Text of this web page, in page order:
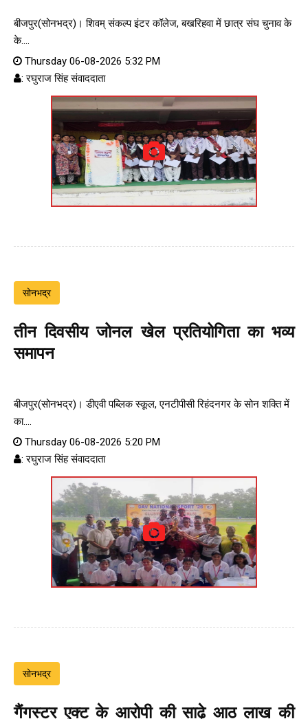
बीजपुर(सोनभद्र)। शिवम् संकल्प इंटर कॉलेज, बखरिहवा में छात्र संघ चुनाव के
के....
Thursday 06-08-2026 5:32 PM
: रघुराज सिंह संवाददाता
सोनभद्र
तीन दिवसीय जोनल खेल प्रतियोगिता का भव्य
समापन
बीजपुर(सोनभद्र)। डीएवी पब्लिक स्कूल, एनटीपीसी रिहंदनगर के सोन शक्ति में
का....
Thursday 06-08-2026 5:20 PM
: रघुराज सिंह संवाददाता
सोनभद्र
गैंगस्टर एक्ट के आरोपी की साढ़े आठ लाख की